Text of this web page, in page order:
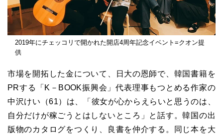
2019年にチェッコリで開かれた開店4周年記念イベント=クオン提
供
市場を開拓した金について、日大の恩師で、韓国書籍を
PRする「K－BOOK振興会」代表理事もつとめる作家の
中沢けい（61）は、「彼女が心からえらいと思うのは、
自分だけが稼ごうとはしないところ」と話す。韓国の出
版物のカタログをつくり、良書を仲介する。同じ本を大